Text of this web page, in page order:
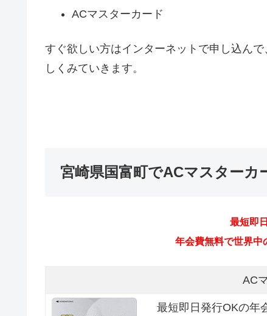
ACマスターカード
すぐ欲しい方はインターネットで申し込ん
しくみていきます。
宮崎県国富町でACマスターカ
最短即
年会費無料で世界
AC
最短即日発行OKの年